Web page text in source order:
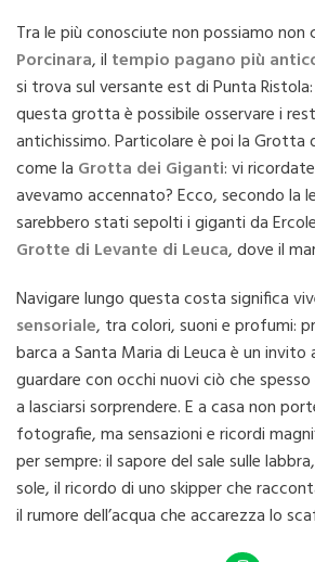
Tra le più conosciute non possiamo non
Porcinara, il tempio pagano più
si trova sul versante est di Punta
questa grotta è possibile osservare i
antichissimo. Particolare è poi la Grotta
come la Grotta dei Giganti: vi
avevamo accennato? Ecco, secondo la
sarebbero stati sepolti i giganti da
Grotte di Levante di Leuca, dove il
Navigare lungo questa costa significa
sensoriale, tra colori, suoni e profumi:
barca a Santa Maria di Leuca è un invito
guardare con occhi nuovi ciò che
a lasciarsi sorprendere. E a casa non
fotografie, ma sensazioni e ricordi
per sempre: il sapore del sale sulle
sole, il ricordo di uno skipper che
il rumore dell’acqua che accarezza lo